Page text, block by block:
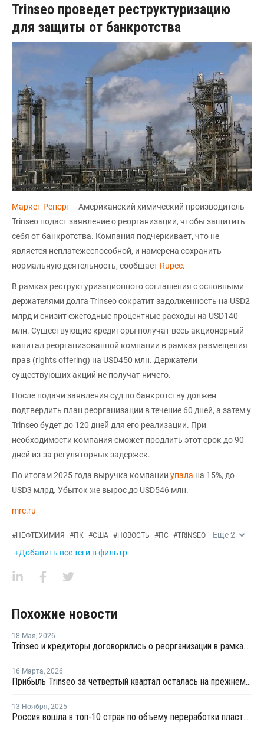
Trinseo проведет реструктуризацию
для защиты от банкротства
Маркет Репорт-- Американский химический производитель
Trinseo подаст заявление о реорганизации, чтобы защитить
себя от банкротства. Компания подчеркивает, что не
является неплатежеспособной, и намерена сохранить
нормальную деятельность, сообщает Rupec.
В рамках реструктуризационного соглашения с основными
держателями долга Trinseo сократит задолженность на USD2
млрд и снизит ежегодные процентные расходы на USD140
млн. Существующие кредиторы получат весь акционерный
капитал реорганизованной компании в рамках размещения
прав (rights offering) на USD450 млн. Держатели
существующих акций не получат ничего.
После подачи заявления суд по банкротству должен
подтвердить план реорганизации в течение 60 дней, а затем у
Trinseo будет до 120 дней для его реализации. При
необходимости компания сможет продлить этот срок до 90
дней из-за регуляторных задержек.
По итогам 2025 года выручка компании упала на 15%, до
USD3 млрд. Убыток же вырос до USD546 млн.
mrc.ru
#НЕФТЕХИМИЯ #ПК #США #НОВОСТЬ #ПС #TRINSEO Еще2
+Добавить все теги в фильтр
Похожие новости
18 Мая, 2026
Trinseo и кредиторы договорились о реорганизации в рамках Главы 11 закона о банкротстве
16 Марта, 2026
Прибыль Trinseo за четвертый квартал осталась на прежнем уровне
13 Ноября, 2025
Россия вошла в топ-10 стран по объему переработки пластмасс за 2024 год